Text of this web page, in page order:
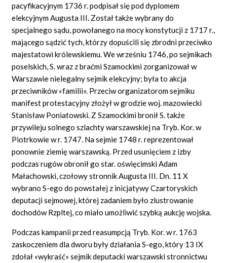
pacyfikacyjnym 1736 r. podpisał się pod dyplomem
elekcyjnym Augusta III. Został także wybrany do
specjalnego sądu, powołanego na mocy konstytucji z 1717 r.,
mającego sądzić tych, którzy dopuścili się zbrodni przeciwko
majestatowi królewskiemu. We wrześniu 1746, po sejmikach
poselskich, S. wraz z braćmi Szamockimi zorganizował w
Warszawie nielegalny sejmik elekcyjny; była to akcja
przeciwników «familii». Przeciw organizatorom sejmiku
manifest protestacyjny złożył w grodzie woj. mazowiecki
Stanisław Poniatowski. Z Szamockimi bronił S. także
przywileju solnego szlachty warszawskiej na Tryb. Kor. w
Piotrkowie w r. 1747. Na sejmie 1748 r. reprezentował
ponownie ziemię warszawską. Przed usunięciem z izby
podczas rugów obronił go star. oświęcimski Adam
Małachowski, czołowy stronnik Augusta III. Dn. 11 X
wybrano S-ego do powstałej z inicjatywy Czartoryskich
deputacji sejmowej, której zadaniem było zlustrowanie
dochodów Rzpltej, co miało umożliwić szybką aukcję wojska.
Podczas kampanii przed reasumpcją Tryb. Kor. w r. 1763
zaskoczeniem dla dworu były działania S-ego, który 13 IX
zdołał «wykraść» sejmik deputacki warszawski stronnictwu